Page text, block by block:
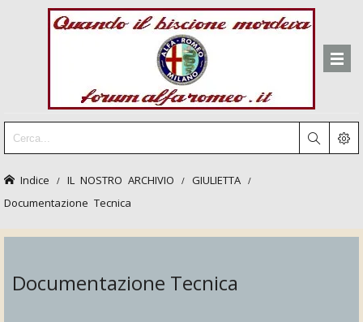
Indice IL NOSTRO ARCHIVIO GIULIETTA
Documentazione Tecnica
Documentazione Tecnica